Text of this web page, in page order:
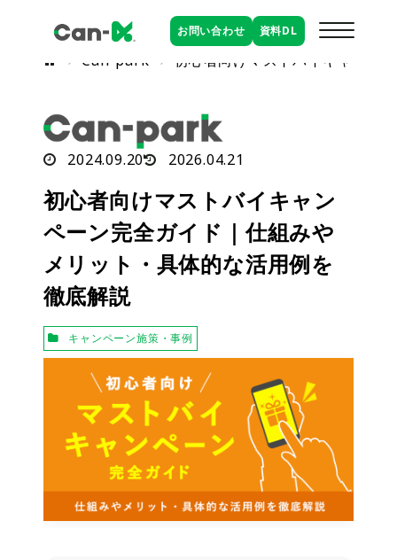
お問い合わせ 資料DL
Can-park 初心者向けマストバイキャンペ
2024.09.20 2026.04.21
初心者向けマストバイキャン
ペーン完全ガイド｜仕組みや
メリット・具体的な活用例を
徹底解説
キャンペーン施策・事例